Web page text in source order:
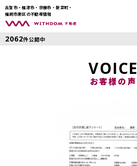
古賀市・福津市・宗像市・新宮町・
福岡市東区の不動産情報
2062件公開中
VOICE
お客様の声